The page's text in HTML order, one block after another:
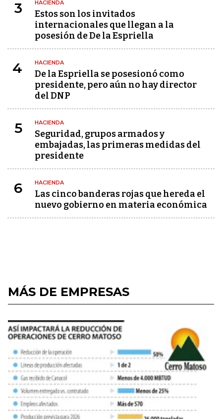
3 HACIENDA
Estos son los invitados
internacionales que llegan a la
posesión de De la Espriella
4 HACIENDA
De la Espriella se posesionó como
presidente, pero aún no hay director
del DNP
5 HACIENDA
Seguridad, grupos armados y
embajadas, las primeras medidas del
presidente
6 HACIENDA
Las cinco banderas rojas que hereda el
nuevo gobierno en materia económica
MÁS DE EMPRESAS